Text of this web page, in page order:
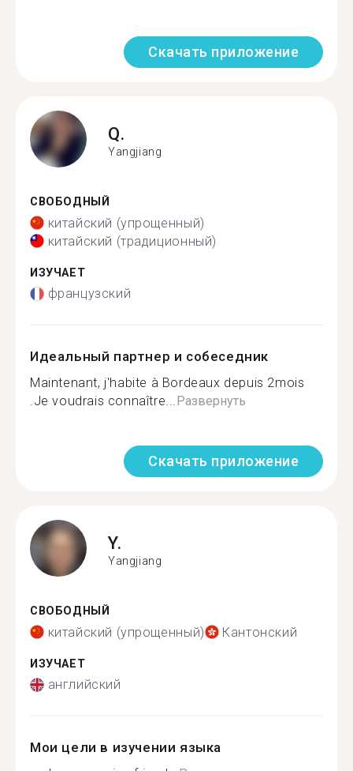
Скачать приложение
Q.
Yangjiang
СВОБОДНЫЙ
китайский (упрощенный)
китайский (традиционный)
ИЗУЧАЕТ
французский
Идеальный партнер и собеседник
Maintenant, j'habite à Bordeaux depuis 2mois
.Je voudrais connaître...Развернуть
Скачать приложение
Y.
Yangjiang
СВОБОДНЫЙ
китайский (упрощенный) Кантонский
ИЗУЧАЕТ
английский
Мои цели в изучении языка